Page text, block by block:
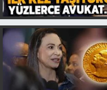
Canlı Yayın